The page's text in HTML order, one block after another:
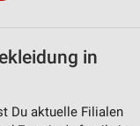
in
Du aktuelle Filialen